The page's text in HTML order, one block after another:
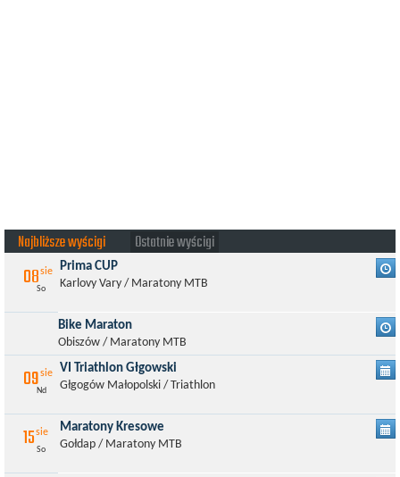
Najbliższe wyścigi Ostatnie wyścigi
08sie
So
Prima CUP
Karlovy Vary / Maratony MTB
Bike Maraton
Obiszów / Maratony MTB
09sie
Nd
VI Triathlon Głgowski
Głgogów Małopolski / Triathlon
15sie
So
Maratony Kresowe
Gołdap / Maratony MTB